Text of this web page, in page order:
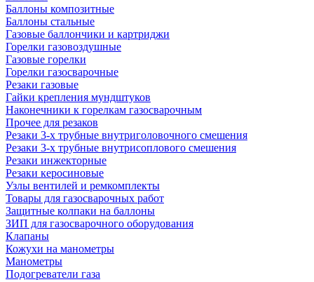
Баллоны композитные
Баллоны стальные
Газовые баллончики и картриджи
Горелки газовоздушные
Газовые горелки
Горелки газосварочные
Резаки газовые
Гайки крепления мундштуков
Наконечники к горелкам газосварочным
Прочее для резаков
Резаки 3-х трубные внутриголовочного смешения
Резаки 3-х трубные внутрисоплового смешения
Резаки инжекторные
Резаки керосиновые
Узлы вентилей и ремкомплекты
Товары для газосварочных работ
Защитные колпаки на баллоны
ЗИП для газосварочного оборудования
Клапаны
Кожухи на манометры
Манометры
Подогреватели газа